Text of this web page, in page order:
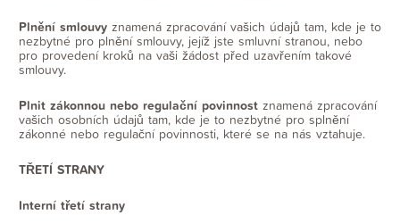
Plnění smlouvy znamená zpracování vašich údajů tam, kde je to
nezbytné pro plnění smlouvy, jejíž jste smluvní stranou, nebo
pro provedení kroků na vaši žádost před uzavřením takové
smlouvy.
Plnit zákonnou nebo regulační povinnost znamená zpracování
vašich osobních údajů tam, kde je to nezbytné pro splnění
zákonné nebo regulační povinnosti, které se na nás vztahuje.
TŘETÍ STRANY
Interní třetí strany